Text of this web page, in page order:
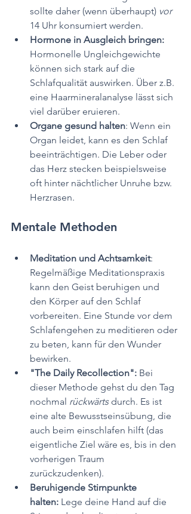
sollte daher (wenn überhaupt) vor
14 Uhr konsumiert werden.
Hormone in Ausgleich bringen:
Hormonelle Ungleichgewichte
können sich stark auf die
Schlafqualität auswirken. Über z.B.
eine Haarmineralanalyse lässt sich
viel darüber eruieren.
Organe gesund halten: Wenn ein
Organ leidet, kann es den Schlaf
beeinträchtigen. Die Leber oder
das Herz stecken beispielsweise
oft hinter nächtlicher Unruhe bzw.
Herzrasen.
Mentale Methoden
Meditation und Achtsamkeit:
Regelmäßige Meditationspraxis
kann den Geist beruhigen und
den Körper auf den Schlaf
vorbereiten. Eine Stunde vor dem
Schlafengehen zu meditieren oder
zu beten, kann für den Wunder
bewirken.
"The Daily Recollection": Bei
dieser Methode gehst du den Tag
nochmal rückwärts durch. Es ist
eine alte Bewusstseinsübung, die
auch beim einschlafen hilft (das
eigentliche Ziel wäre es, bis in den
vorherigen Traum
zurückzudenken).
Beruhigende Stirnpunkte
halten: Lege deine Hand auf die